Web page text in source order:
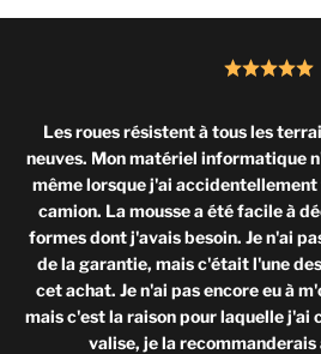
Les roues résistent à tous les
neuves. Mon matériel informatique
même lorsque j'ai
camion. La mousse a été facile à
formes dont j'avais besoin. Je n'ai
de la garantie, mais c'était l'une
cet achat. Je n'ai pas encore eu à
mais c'est la raison pour laquelle j'ai
valise, je la recommanderais